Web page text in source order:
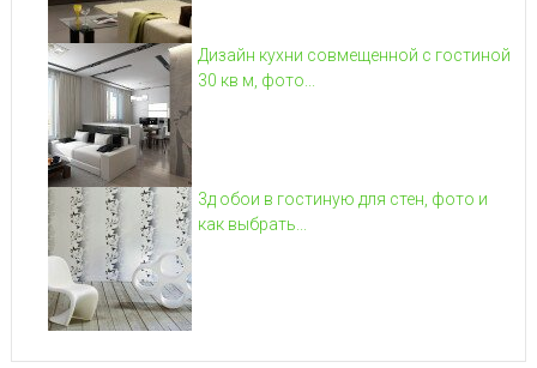
Дизайн кухни совмещенной с гостиной
30 кв м, фото...
3д обои в гостиную для стен, фото и
как выбрать...